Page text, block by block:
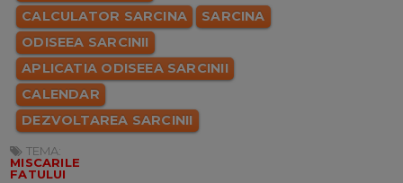
CALCULATOR SARCINA
SARCINA
ODISEEA SARCINII
APLICATIA ODISEEA SARCINII
CALENDAR
DEZVOLTAREA SARCINII
TEMA:
MISCARILE
FATULUI